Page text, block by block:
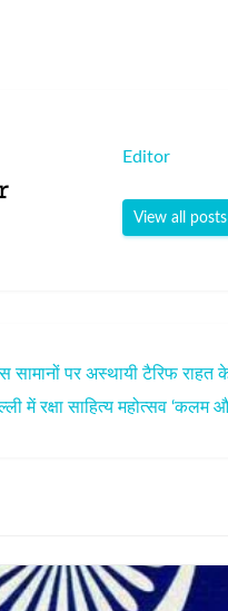
Editor
View all posts
सामानों पर अस्थायी टैरिफ
में रक्षा साहित्य महोत्सव